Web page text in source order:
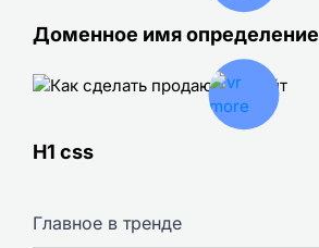
Доменное имя определение
H1 css
Главное в тренде